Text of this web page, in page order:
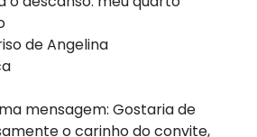
de Angelina
mensagem: Gostaria de
o carinho do convite,